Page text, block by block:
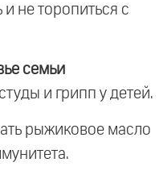
не торопиться с
семьи
и грипп у детей.
рыжиковое масло